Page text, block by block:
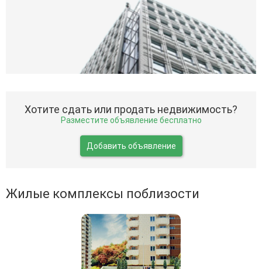
Хотите сдать или продать недвижимость?
Разместите объявление бесплатно
Добавить объявление
Жилые комплексы поблизости